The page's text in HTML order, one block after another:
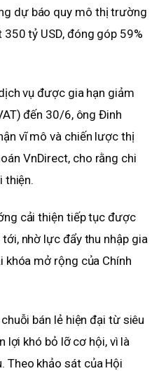
dự báo quy mô thị trường
tỷ USD, đóng góp 59%
vụ được gia hạn giảm
đến 30/6, ông Đinh
vĩ mô và chiến lược thị
VnDirect, cho rằng chi
thiện.
cải thiện tiếp tục được
nhờ lực đẩy thu nhập gia
khóa mở rộng của Chính
bán lẻ hiện đại từ siêu
lợi khó bỏ lỡ cơ hội, vì là
Theo khảo sát của Hội